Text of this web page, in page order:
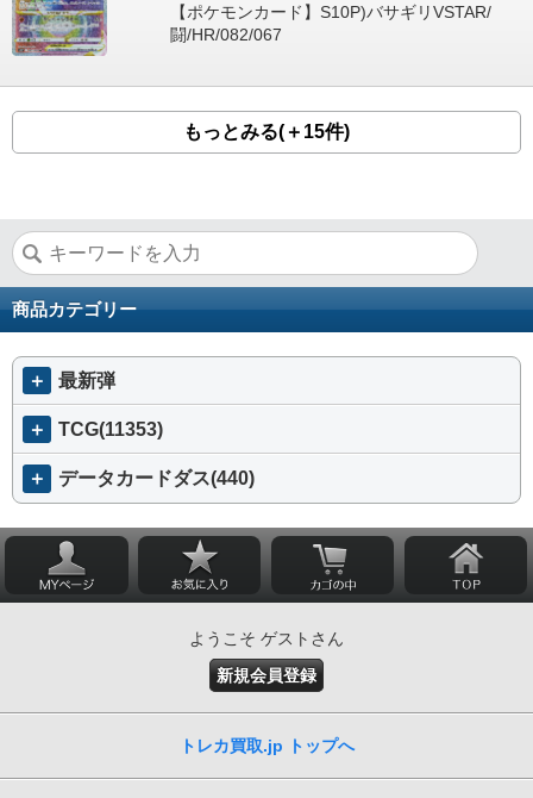
【ポケモンカード】S10P)バサギリVSTAR/
闘/HR/082/067
もっとみる(＋15件)
商品カテゴリー
＋ 最新弾
＋ TCG(11353)
＋ データカードダス(440)
ようこそ ゲストさん
新規会員登録
トレカ買取.jp トップへ